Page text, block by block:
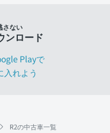
R2の中古車一覧
さない
ンロード